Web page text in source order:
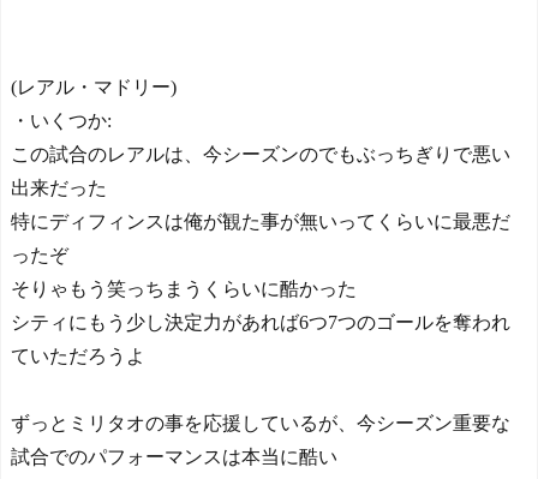
(レアル・マドリー)
・いくつか:
この試合のレアルは、今シーズンのでもぶっちぎりで悪い
出来だった
特にディフィンスは俺が観た事が無いってくらいに最悪だ
ったぞ
そりゃもう笑っちまうくらいに酷かった
シティにもう少し決定力があれば6つ7つのゴールを奪われ
ていただろうよ
ずっとミリタオの事を応援しているが、今シーズン重要な
試合でのパフォーマンスは本当に酷い